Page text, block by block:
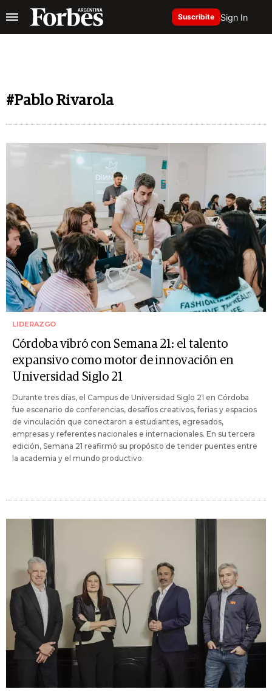
Suscribite Sign In
#Pablo Rivarola
LIDERAZGO
Córdoba vibró con Semana 21: el talento
expansivo como motor de innovación en
Universidad Siglo 21
Durante tres días, el Campus de Universidad Siglo 21 en Córdoba
fue escenario de conferencias, desafíos creativos, ferias y espacios
de vinculación que conectaron a estudiantes, egresados,
empresas y referentes nacionales e internacionales. En su tercera
edición, Semana 21 reafirmó su propósito de tender puentes entre
la academia y el mundo productivo.